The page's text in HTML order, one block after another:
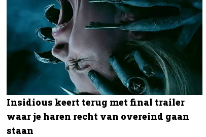
Insidious keert terug met final trailer
waar je haren recht van overeind gaan
staan